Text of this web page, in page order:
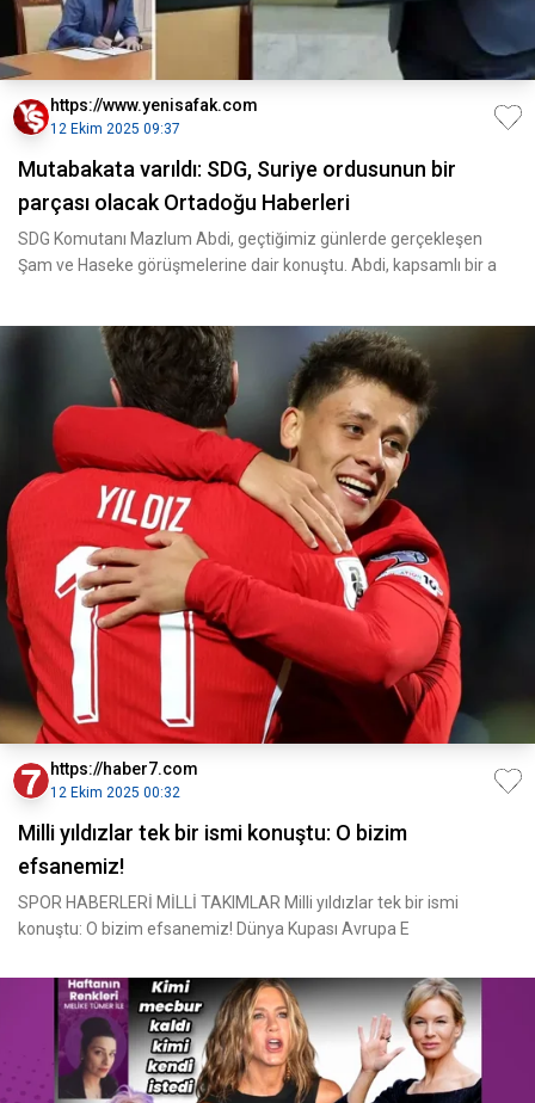
https://www.yenisafak.com
12 Ekim 2025 09:37
Mutabakata varıldı: SDG, Suriye ordusunun bir
parçası olacak Ortadoğu Haberleri
SDG Komutanı Mazlum Abdi, geçtiğimiz günlerde gerçekleşen
Şam ve Haseke görüşmelerine dair konuştu. Abdi, kapsamlı bir a
https://haber7.com
12 Ekim 2025 00:32
Milli yıldızlar tek bir ismi konuştu: O bizim
efsanemiz!
SPOR HABERLERİ MİLLİ TAKIMLAR Milli yıldızlar tek bir ismi
konuştu: O bizim efsanemiz! Dünya Kupası Avrupa E